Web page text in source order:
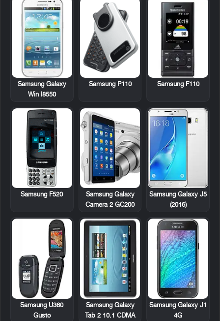
Samsung F110
Samsung P110
Samsung Galaxy
Win I8550
Samsung Galaxy J5
(2016)
Samsung Galaxy
Camera 2 GC200
Samsung F520
Samsung Galaxy J1
4G
Samsung Galaxy
Tab 2 10.1 CDMA
Samsung U360
Gusto